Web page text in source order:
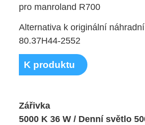
pro manroland R700
Alternativa k originální
80.37H44-2552
K produktu
Zářivka
5000 K 36 W / Denní světlo